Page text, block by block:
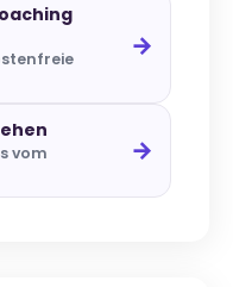
→
vom
→